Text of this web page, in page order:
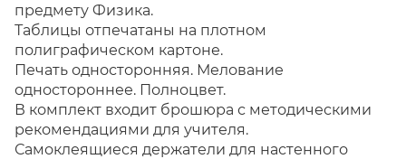
предмету Физика.
Таблицы отпечатаны на плотном
полиграфическом картоне.
Печать односторонняя. Мелование
одностороннее. Полноцвет.
В комплект входит брошюра с методическими
рекомендациями для учителя.
Самоклеящиеся держатели для настенного